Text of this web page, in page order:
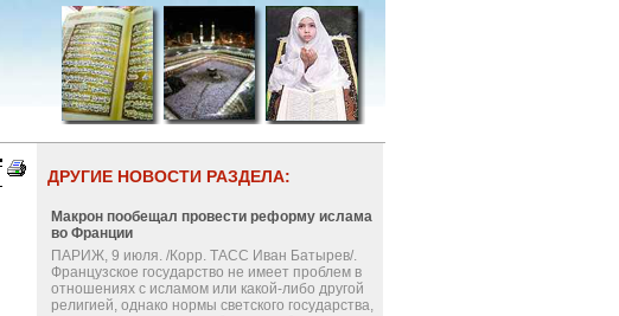
ДРУГИЕ НОВОСТИ РАЗДЕЛА:
Макрон пообещал провести реформу ислама
во Франции
ПАРИЖ, 9 июля. /Корр. ТАСС Иван Батырев/.
Французское государство не имеет проблем в
отношениях с исламом или какой-либо другой
религией, однако нормы светского государства,